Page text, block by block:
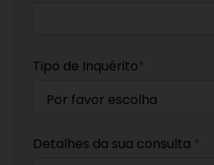
Tipo de Inquérito*
Detalhes da sua consulta *